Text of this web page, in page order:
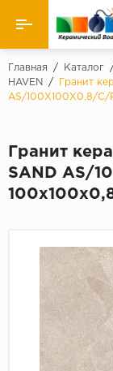
Назад
Производители
Керамогранит
Искусственный
Клинкер
Главная / Каталог /
HAVEN
/
Гранит
AS/100X100X0,8/C/
Гранит
SAND AS/